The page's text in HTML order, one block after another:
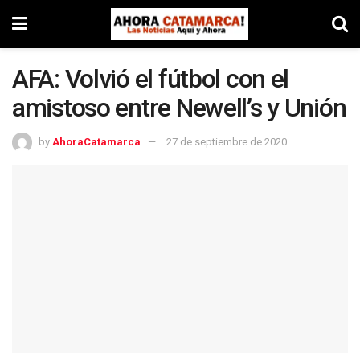
AFA: Volvió el fútbol con el
amistoso entre Newell’s y Unión
by AhoraCatamarca 27 de septiembre de 2020